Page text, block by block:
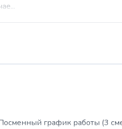
график работы (3